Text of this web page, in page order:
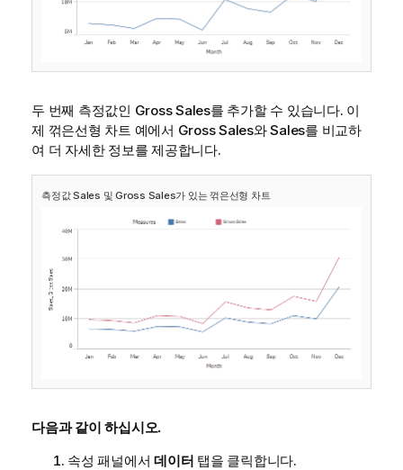
두 번째 측정값인 Gross Sales를 추가할 수 있습니다. 이
제 꺾은선형 차트 예에서 Gross Sales와Sales를 비교하
여 더 자세한 정보를 제공합니다.
측정값Sales 및 Gross Sales가 있는 꺾은선형 차트
다음과 같이 하십시오.
속성 패널에서 데이터 탭을 클릭합니다.